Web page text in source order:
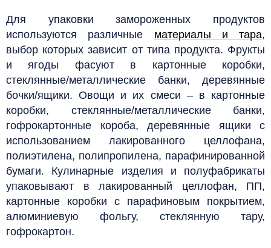
Для упаковки замороженных продуктов
используются различные материалы и тара,
выбор которых зависит от типа продукта. Фрукты
и ягоды фасуют в картонные коробки,
стеклянные/металлические банки, деревянные
бочки/ящики. Овощи и их смеси – в картонные
коробки, стеклянные/металлические банки,
гофрокартонные короба, деревянные ящики с
использованием лакированного целлофана,
полиэтилена, полипропилена, парафинированной
бумаги. Кулинарные изделия и полуфабрикаты
упаковывают в лакированный целлофан, ПП,
картонные коробки с парафиновым покрытием,
алюминиевую фольгу, стеклянную тару,
гофрокартон.